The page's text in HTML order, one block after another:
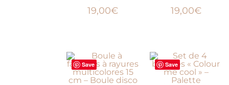
19,00€ 19,00€
Save Save